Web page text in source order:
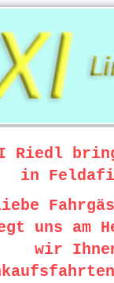
Riedl
in
uns am
wir